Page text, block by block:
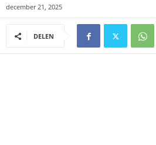
december 21, 2025
DELEN